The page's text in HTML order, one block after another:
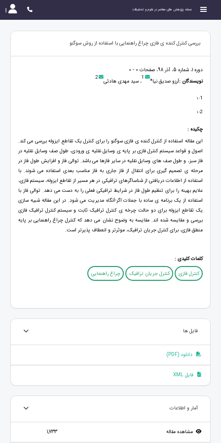
مجله پژوهش های معاصر در علوم و تحقیقات
بررسی کنترل کننده ی فازی چراغ راهنمایی با استفاده از روش سوگنو
دوره 1، شماره 5، آذر 98، صفحات 0 - 0
نویسندگان :آرزو صدیق نیا* 1، سید مهدی هادئی 2
1
- 1
2
- 1
چکیده :
این مقاله استفاده از کنترل کننده ی فازی سوگنو را برای کنترل یک تقاطع ایزوله بررسی می کند.
اصول و قواعد سیستم کنترل فازی بر پایه ی وسایل نقلیه ی ورودی، طول صف وسایل نقلیه در
فاز سبز، و طول صف های وسایل نقلیه در سایر فازها می باشد. توالی فاز و افزایش طول فاز در
مرحله ی تصمیم گیری برای انتقال از فاز جاری به فاز مناسب بعدی استفاده می شوند. با
استفاده از اطلاعات دریافتی از شناساگرهای ترافیکی در هر مسیر از تقاطع ایزوله، سیستم فازی،
علایم بهینه را برای تنظیم طول فاز در شرایط ترافیکی فعلی را به دست می دهد. توالی فاز با
استفاده از یک برنامه ی ساده با جملات اگر-آنگاه مدیریت می شود. در این مقاله شبیه سازی
یک تقاطع ایزوله برای دو حالت چرخه ی کنترل ترافیک ثابت و سیستم کنترل ترافیک فازی
بررسی و مقایسه شده اند. مقایسه به وضوح نشان می دهد که کنترل چراغ راهنمایی بر پایه
منطق فازی، برای کنترل جریان ترافیک، موثرتر و انعطاف پذیرتر است.
کلمات کلیدی :
کنترل فازی
کنترل جریان ترافیک چراغ راهنمایی
فایل ها
دانلود (PDF)
فایل XML
آمار و اطلاعات
مشاهده مقاله 1,733